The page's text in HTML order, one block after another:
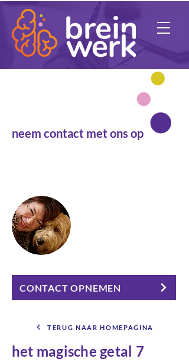
neem contact met ons op
CONTACT OPNEMEN
TERUG NAAR HOMEPAGINA
het magische getal 7